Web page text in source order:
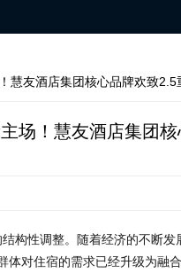
慧友酒店集团核心品牌欢致2.5
场！慧友酒店集团
调整。随着经济的不断发
体对住宿的需求已经升级为